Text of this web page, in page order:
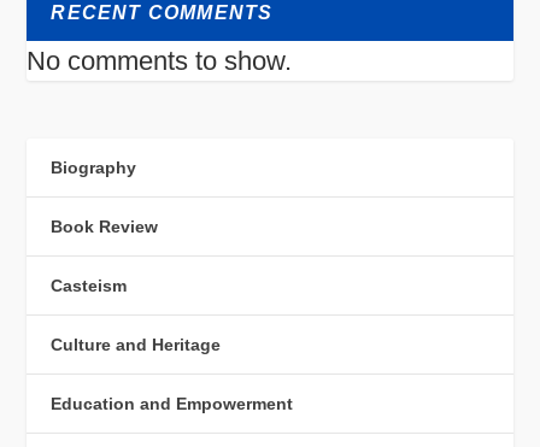
RECENT COMMENTS
No comments to show.
Biography
Book Review
Casteism
Culture and Heritage
Education and Empowerment